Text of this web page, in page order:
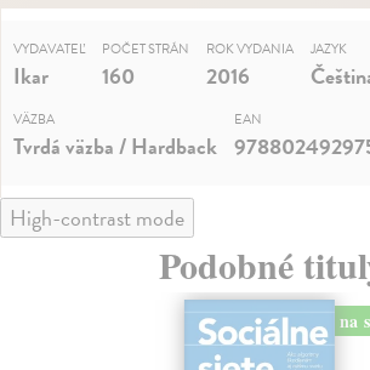
VYDAVATEĽ
Ikar
POČET STRÁN
160
ROK VYDANIA
2016
JAZYK
VÄZBA
Tvrdá väzba / Hardback
EAN
High-contrast mode
Podobné
na